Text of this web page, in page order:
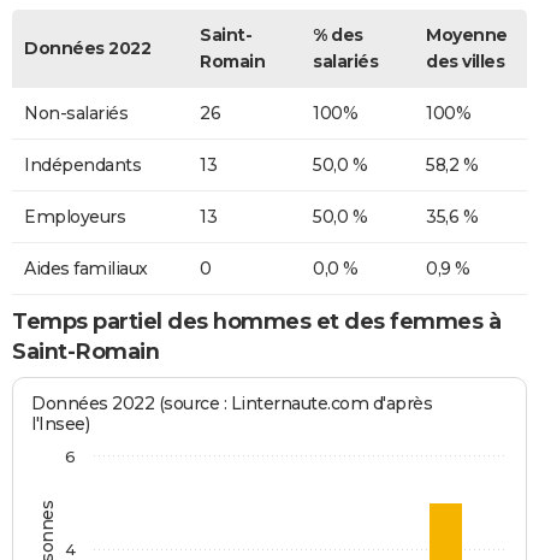
Données 2022
Saint-
Romain
% des
salariés
Moyenne
des villes
Non-salariés 26 100% 100%
Indépendants 13 50,0 % 58,2 %
Employeurs 13 50,0 % 35,6 %
Aides familiaux 0 0,0 % 0,9 %
Temps partiel des hommes et des femmes à
Saint-Romain
Données 2022 (source : Linternaute.com d'après
l'Insee)
4
6